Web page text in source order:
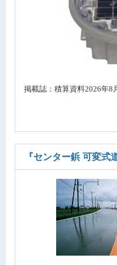
掲載誌：積算資料2026年8
『センター鋲 可変式